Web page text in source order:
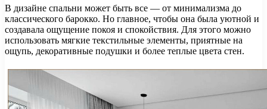
В дизайне спальни может быть все — от минимализма до
классического барокко. Но главное, чтобы она была уютной и
создавала ощущение покоя и спокойствия. Для этого можно
использовать мягкие текстильные элементы, приятные на
ощупь, декоративные подушки и более теплые цвета стен.